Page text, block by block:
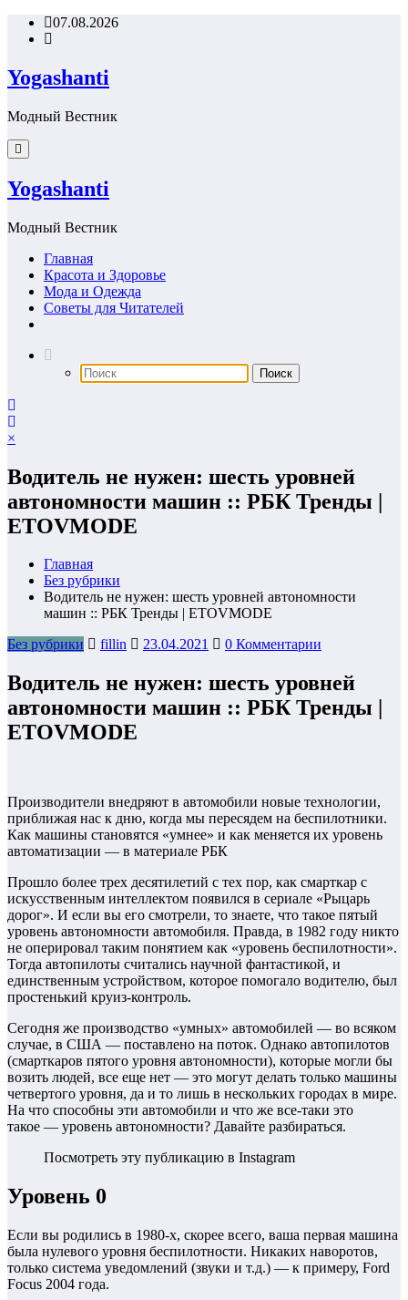
Перейти07.08.2026
Yogashanti
Модный Вестник
Yogashanti
Модный Вестник
Главная
Красота и Здоровье
Мода и Одежда
Советы для Читателей
×
Водитель не нужен: шесть уровней
автономности машин :: РБК Тренды |
ETOVMODE
Главная
Без рубрики
Водитель не нужен: шесть уровней автономности
машин :: РБК Тренды | ETOVMODE
Без рубрики
fillin 23.04.2021 0 Комментарии
Водитель не нужен: шесть уровней
автономности машин :: РБК Тренды |
ETOVMODE
Производители внедряют в автомобили новые технологии,
приближая нас к дню, когда мы пересядем на беспилотники.
Как машины становятся «умнее» и как меняется их уровень
автоматизации — в материале РБК
Прошло более трех десятилетий с тех пор, как смарткар с
искусственным интеллектом появился в сериале «Рыцарь
дорог». И если вы его смотрели, то знаете, что такое пятый
уровень автономности автомобиля. Правда, в 1982 году никто
не оперировал таким понятием как «уровень беспилотности».
Тогда автопилоты считались научной фантастикой, и
единственным устройством, которое помогало водителю, был
простенький круиз-контроль.
Сегодня же производство «умных» автомобилей — во всяком
случае, в США — поставлено на поток. Однако автопилотов
(смарткаров пятого уровня автономности), которые могли бы
возить людей, все еще нет — это могут делать только машины
четвертого уровня, да и то лишь в нескольких городах в мире.
На что способны эти автомобили и что же все-таки это
такое — уровень автономности? Давайте разбираться.
Посмотреть эту публикацию в Instagram
Уровень 0
Если вы родились в 1980-х, скорее всего, ваша первая машина
была нулевого уровня беспилотности. Никаких наворотов,
только система уведомлений (звуки и т.д.) — к примеру, Ford
Focus 2004 года.